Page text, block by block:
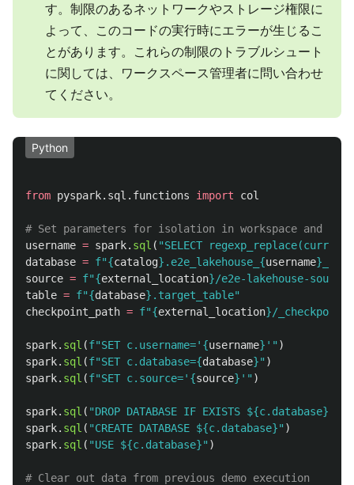
す。制限のあるネットワークやストレージ権限に
よって、このコードの実行時にエラーが生じるこ
とがあります。これらの制限のトラブルシュート
に関しては、ワークスペース管理者に問い合わせ
てください。
Python
from pyspark.sql.functions import col
username = spark. sql ( "SELECT
database = f"{catalog} .e2e_lakehouse_ {username}
source = f"{external_location}/e2e-lakehouse-source
table = f"{database} .target_table"
checkpoint_path = f"{external_location}/_checkpoint/
spark. sql (f"SET c.username=' {username} '" )
spark. sql (f"SET c.database={database}" )
spark. sql (f"SET c.source=' {source} '" )
spark. sql ( "DROP DATABASE IF EXISTS ${c.database}
spark. sql ( "CREATE DATABASE ${c.database}" )
spark. sql ( "USE ${c.database}" )